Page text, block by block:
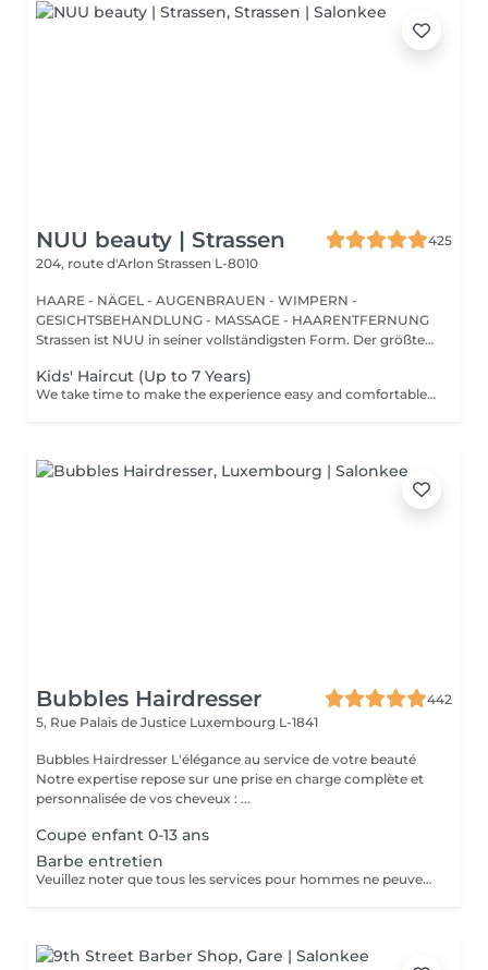
NUU beauty | Strassen
425
204, route d'Arlon Strassen L-8010
HAARE - NÄGEL - AUGENBRAUEN - WIMPERN -
GESICHTSBEHANDLUNG - MASSAGE - HAARENTFERNUNG
Strassen ist NUU in seiner vollständigsten Form. Der größte
Kids' Haircut (Up to 7 Years)
We take time to make the experience easy and comfortable, starting with a short talk to understand the look you want, followed by a careful cut.
Bubbles Hairdresser
442
5, Rue Palais de Justice Luxembourg L-1841
Bubbles Hairdresser L'élégance au service de votre beauté
Notre expertise repose sur une prise en charge complète et
personnalisée de vos cheveux : ...
Coupe enfant 0-13 ans
Barbe entretien
Veuillez noter que tous les services pour hommes ne peuvent PAS être réservés en ligne. Merci d'appeler ou de passer pour réserver ces derniers. Quiconque ne respecte pas cela et réserve un service pour femme à la place ou utilise le compte d'une femme pour bloquer du temps pour le service d'un homme sera bloqué de toutes les réservations futures.